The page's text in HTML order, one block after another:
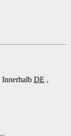
Innerhalb DE ,